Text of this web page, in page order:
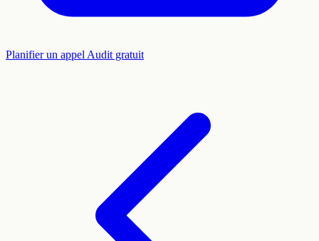
Planifier un appel Audit gratuit